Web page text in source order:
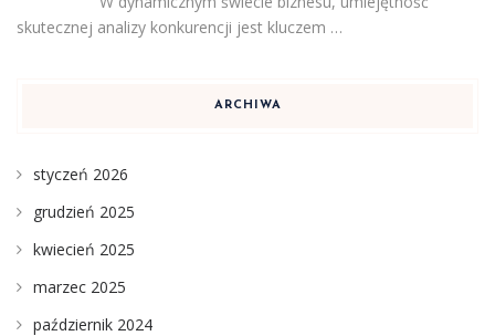
skutecznej analizy konkurencji jest kluczem …
ARCHIWA
styczeń 2026
grudzień 2025
kwiecień 2025
marzec 2025
październik 2024